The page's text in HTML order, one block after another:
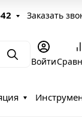
Заказать
ПоискВойти